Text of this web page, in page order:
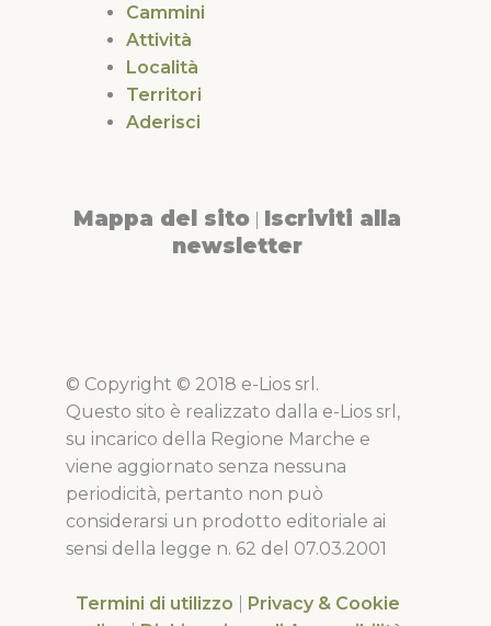
Cammini
Attività
Località
Territori
Aderisci
Mappa del sito Iscriviti alla
newsletter
© Copyright © 2018 e-Lios srl.
Questo sito è realizzato dalla e-Lios srl,
su incarico della Regione Marche e
viene aggiornato senza nessuna
periodicità, pertanto non può
considerarsi un prodotto editoriale ai
sensi della legge n. 62 del 07.03.2001
Termini di utilizzo
Privacy & Cookie